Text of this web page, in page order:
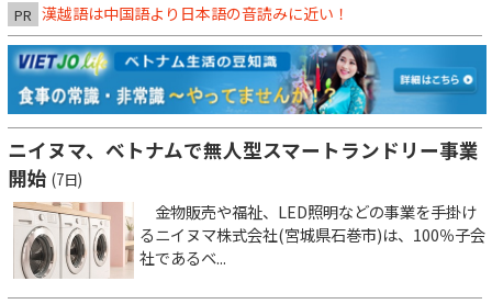
PR 漢越語は中国語より日本語の音読みに近い！
ニイヌマ、ベトナムで無人型スマートランドリー事業
開始 (7日)
金物販売や福祉、LED照明などの事業を手掛け
るニイヌマ株式会社(宮城県石巻市)は、100％子会
社であるベ...